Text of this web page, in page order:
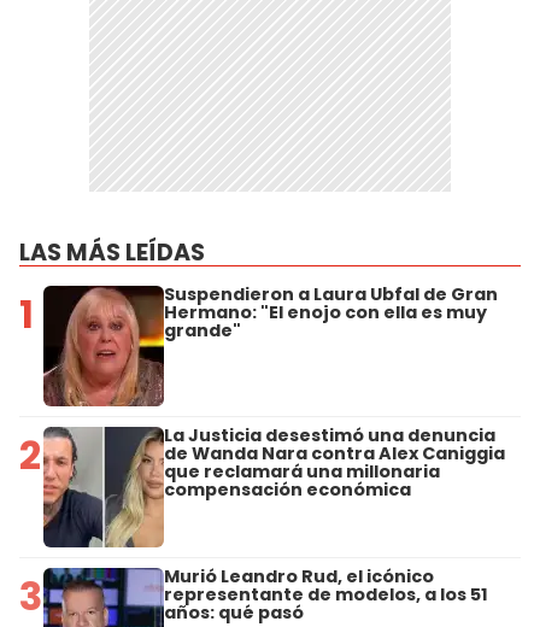
LAS MÁS LEÍDAS
1 Suspendieron a Laura Ubfal de Gran
Hermano: "El enojo con ella es muy
grande"
2 La Justicia desestimó una denuncia
de Wanda Nara contra Alex Caniggia
que reclamará una millonaria
compensación económica
3 Murió Leandro Rud, el icónico
representante de modelos, a los 51
años: qué pasó